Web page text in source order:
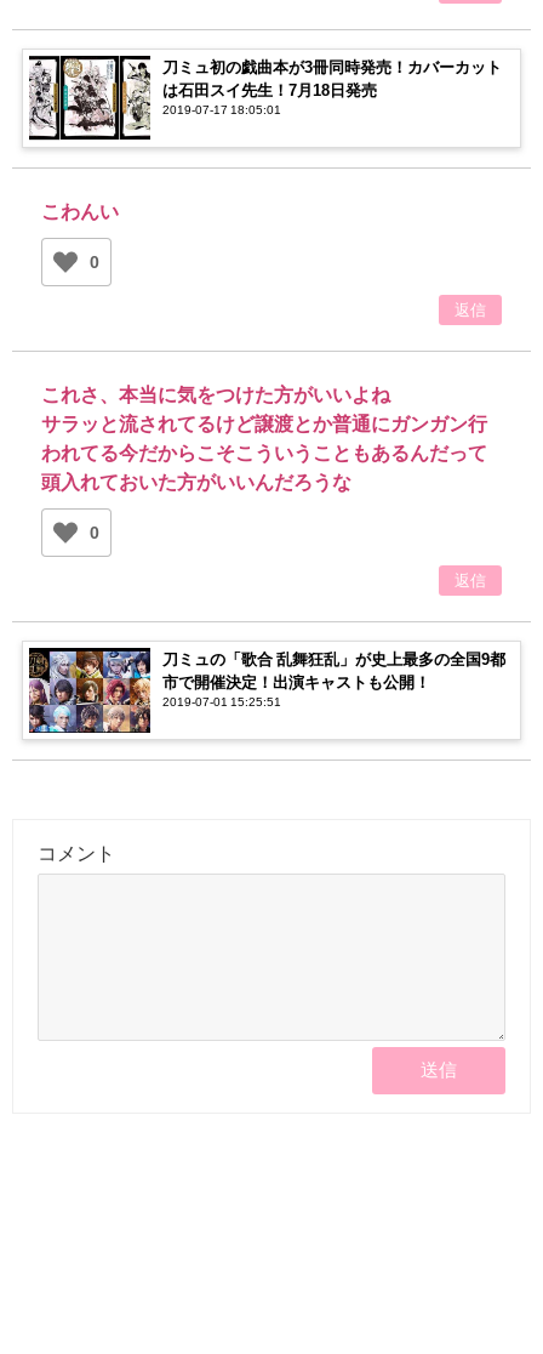
刀ミュ初の戯曲本が3冊同時発売！カバーカット
は石田スイ先生！7月18日発売
2019-07-17 18:05:01
こわんい
0
返信
これさ、本当に気をつけた方がいいよね
サラッと流されてるけど譲渡とか普通にガンガン行
われてる今だからこそこういうこともあるんだって
頭入れておいた方がいいんだろうな
0
返信
刀ミュの「歌合 乱舞狂乱」が史上最多の全国9都
市で開催決定！出演キャストも公開！
2019-07-01 15:25:51
コメント